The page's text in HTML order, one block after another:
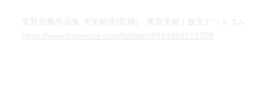
安野光雅作品集 大矢鞆音(監修) - 東京美術 | 版元ドットコム